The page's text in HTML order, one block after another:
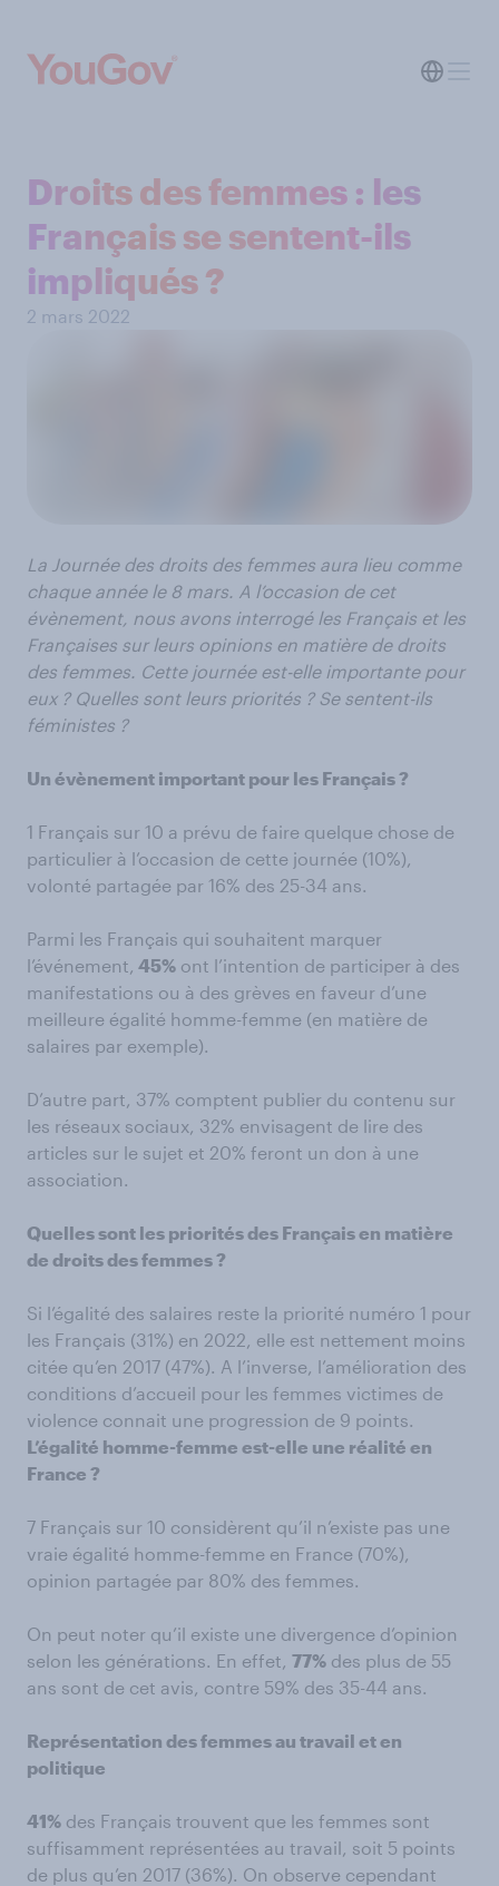
Droits des femmes : les
Français se sentent-ils
impliqués ?
2 mars 2022
La Journée des droits des femmes aura lieu comme
chaque année le 8 mars. A l’occasion de cet
évènement, nous avons interrogé les Français et les
Françaises sur leurs opinions en matière de droits
des femmes. Cette journée est-elle importante pour
eux ? Quelles sont leurs priorités ? Se sentent-ils
féministes ?
Un évènement important pour les Français ?
1 Français sur 10 a prévu de faire quelque chose de
particulier à l’occasion de cette journée (10%),
volonté partagée par 16% des 25-34 ans.
Parmi les Français qui souhaitent marquer
l’événement, 45% ont l’intention de participer à des
manifestations ou à des grèves en faveur d’une
meilleure égalité homme-femme (en matière de
salaires par exemple).
D’autre part, 37% comptent publier du contenu sur
les réseaux sociaux, 32% envisagent de lire des
articles sur le sujet et 20% feront un don à une
association.
Quelles sont les priorités des Français en matière
de droits des femmes ?
Si l’égalité des salaires reste la priorité numéro 1 pour
les Français (31%) en 2022, elle est nettement moins
citée qu’en 2017 (47%). A l’inverse, l’amélioration des
conditions d’accueil pour les femmes victimes de
violence connait une progression de 9 points.
L’égalité homme-femme est-elle une réalité en
France ?
7 Français sur 10 considèrent qu’il n’existe pas une
vraie égalité homme-femme en France (70%),
opinion partagée par 80% des femmes.
On peut noter qu’il existe une divergence d’opinion
selon les générations. En effet, 77% des plus de 55
ans sont de cet avis, contre 59% des 35-44 ans.
Représentation des femmes au travail et en
politique
41% des Français trouvent que les femmes sont
suffisamment représentées au travail, soit 5 points
de plus qu’en 2017 (36%). On observe cependant